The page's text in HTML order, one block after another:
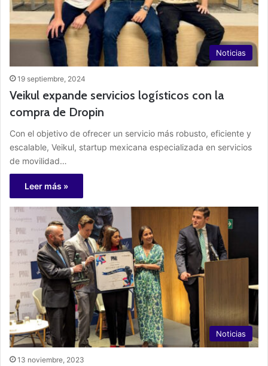
Noticias
19 septiembre, 2024
Veikul expande servicios logísticos con la
compra de Dropin
Con el objetivo de ofrecer un servicio más robusto, eficiente y
escalable, Veikul, startup mexicana especializada en servicios
de movilidad…
Leer más »
Noticias
13 noviembre, 2023